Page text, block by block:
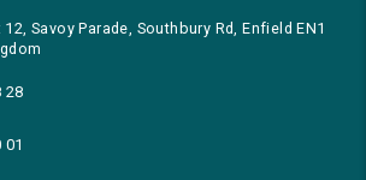
Savoy Parade, Southbury Rd, Enfield EN1
28
01